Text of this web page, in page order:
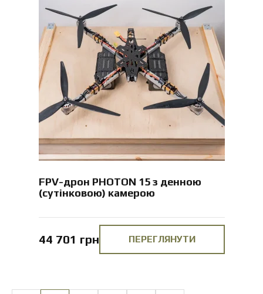
FPV-дрон PHOTON 15 з денною
(сутінковою) камерою
44 701 грн ПЕРЕГЛЯНУТИ